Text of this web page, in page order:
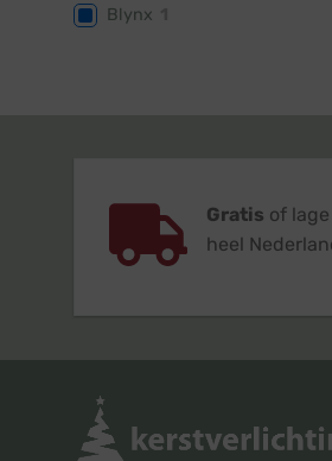
Blynx
Gratis of
heel